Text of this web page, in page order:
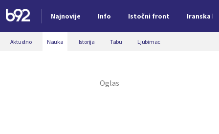
Najnovije Info Istočni front Iranska
Nova vest
Aktuelno Nauka Istorija Tabu Ljubimac